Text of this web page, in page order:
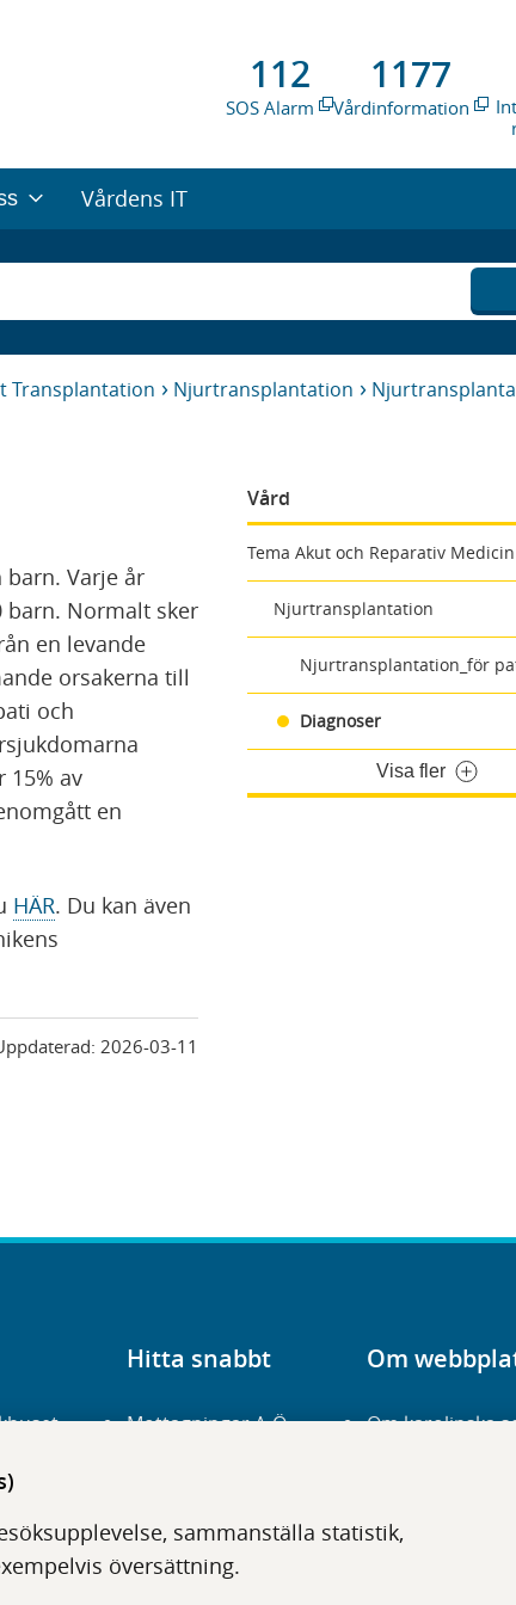
sammanställa statistik,
översättning.
112
SOS Alarm
1177
Vårdinformation
Vårdens IT
Transplantation Njurtransplantation
Vård
Tema Akut och Reparativ Medicin
Njurtransplantation
Njurtransplantation_för
Diagnoser
Visa fler
Varje år
barn. Normalt sker
en levande
orsakerna till
och
av
en
HÄR. Du kan även
2026-03-11
Hitta snabbt
Mottagningar A-Ö
Digitala tjänster
Om
Om
Tillgänglighet